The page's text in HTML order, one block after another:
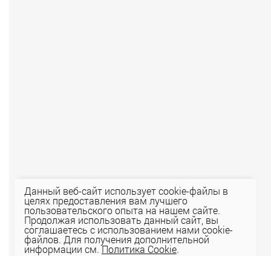
Данный веб-сайт использует cookie-файлы в
целях предоставления вам лучшего
пользовательского опыта на нашем сайте.
Продолжая использовать данный сайт, вы
соглашаетесь с использованием нами cookie-
файлов. Для получения дополнительной
информации см.Политика Cookie.